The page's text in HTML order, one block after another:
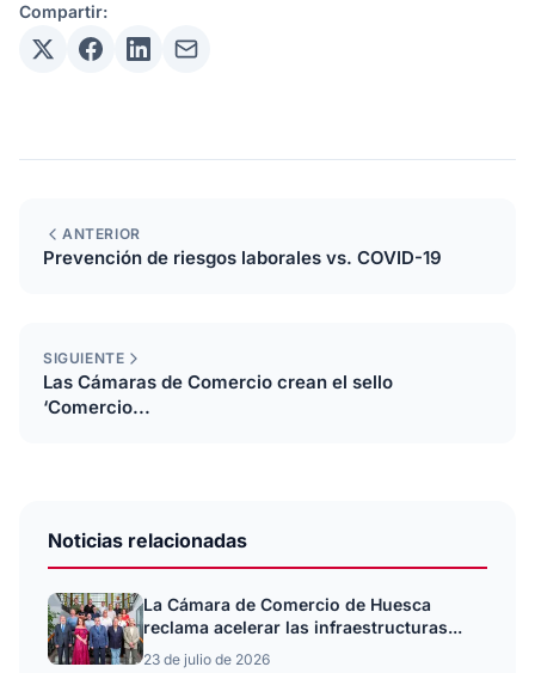
Compartir:
ANTERIOR
Prevención de riesgos laborales vs. COVID-19
SIGUIENTE
Las Cámaras de Comercio crean el sello
‘Comercio...
Noticias relacionadas
La Cámara de Comercio de Huesca
reclama acelerar las infraestructuras...
23 de julio de 2026